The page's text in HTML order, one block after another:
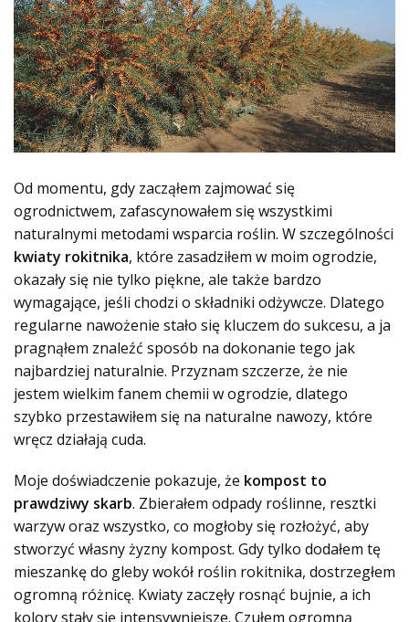
Od momentu, gdy zacząłem zajmować się
ogrodnictwem, zafascynowałem się wszystkimi
naturalnymi metodami wsparcia roślin. W szczególności
kwiaty rokitnika, które zasadziłem w moim ogrodzie,
okazały się nie tylko piękne, ale także bardzo
wymagające, jeśli chodzi o składniki odżywcze. Dlatego
regularne nawożenie stało się kluczem do sukcesu, a ja
pragnąłem znaleźć sposób na dokonanie tego jak
najbardziej naturalnie. Przyznam szczerze, że nie
jestem wielkim fanem chemii w ogrodzie, dlatego
szybko przestawiłem się na naturalne nawozy, które
wręcz działają cuda.
Moje doświadczenie pokazuje, że kompost to
prawdziwy skarb. Zbierałem odpady roślinne, resztki
warzyw oraz wszystko, co mogłoby się rozłożyć, aby
stworzyć własny żyzny kompost. Gdy tylko dodałem tę
mieszankę do gleby wokół roślin rokitnika, dostrzegłem
ogromną różnicę. Kwiaty zaczęły rosnąć bujnie, a ich
kolory stały się intensywniejsze. Czułem ogromną